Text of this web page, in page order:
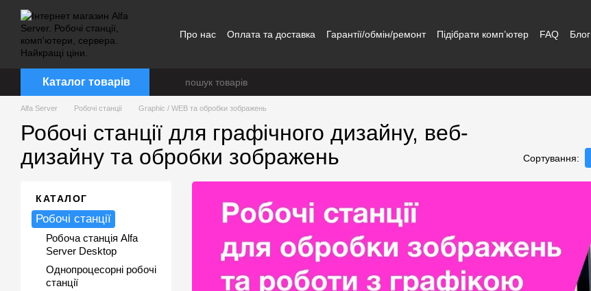
Перейти до основного контенту
Про нас Оплата та доставка Гарантії/обмін/ремонт Підібрати комп’ютер FAQ Блог
Каталог товарів
Alfa Server Робочі станції Graphic / WEB та обробки зображень
Робочі станції для графічного дизайну, веб-
дизайну та обробки зображень
Сортування:
КАТАЛОГ
Робочі станції
Робоча станція Alfa
Server Desktop
Однопроцесорні робочі
станції